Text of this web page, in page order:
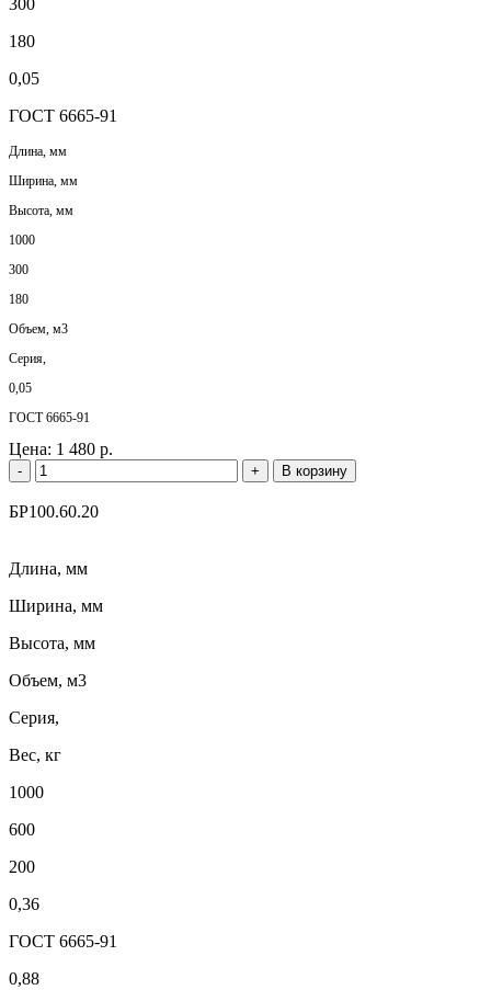
180
0,05
ГОСТ 6665-91
Длина, мм
Ширина, мм
Высота, мм
1000
300
180
Объем, м3
Серия,
0,05
ГОСТ 6665-91
Цена: 1 480 р.
- + В корзину
БР100.60.20
Длина, мм
Ширина, мм
Высота, мм
Объем, м3
Серия,
Вес, кг
1000
600
200
0,36
ГОСТ 6665-91
0,88